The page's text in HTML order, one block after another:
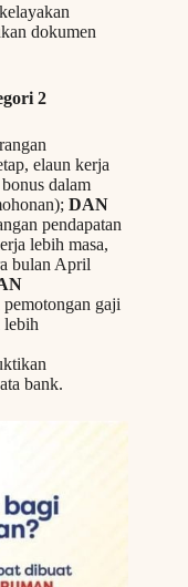
dokumen
2
elaun kerja
dalam
DAN
pendapatan
lebih masa,
bulan April
gaji
lebih
bank.